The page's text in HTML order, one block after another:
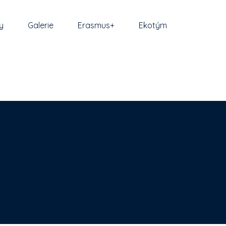
Galerie Erasmus+ Ekotým